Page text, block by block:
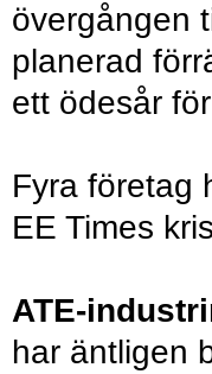
övergången
planerad
ett ödesår
Fyra företag
EE Times
ATE-
har äntligen